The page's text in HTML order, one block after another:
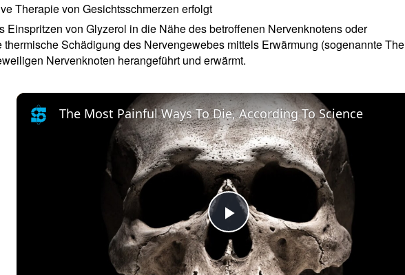
Therapie von Gesichtsschmerzen erfolgt
Einspritzen von Glyzerol in die Nähe des betroffenen Nervenknotens oder
thermische Schädigung des Nervengewebes mittels Erwärmung (sogenannte
Nervenknoten herangeführt und erwärmt.
Play
The Most Painful Ways To Die, According To Science